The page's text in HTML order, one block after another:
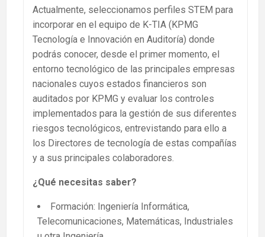
Actualmente, seleccionamos perfiles STEM para
incorporar en el equipo de K-TIA (KPMG
Tecnología e Innovación en Auditoría) donde
podrás conocer, desde el primer momento, el
entorno tecnológico de las principales empresas
nacionales cuyos estados financieros son
auditados por KPMG y evaluar los controles
implementados para la gestión de sus diferentes
riesgos tecnológicos, entrevistando para ello a
los Directores de tecnología de estas compañías
y a sus principales colaboradores.
¿Qué necesitas saber?
Formación: Ingeniería Informática,
Telecomunicaciones, Matemáticas, Industriales